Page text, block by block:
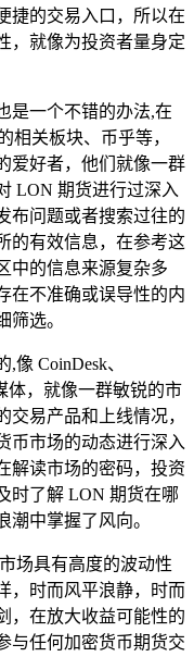
捷的交易入口，所以在
，就像为投资者量身定
是一个不错的办法,在
相关板块、币乎等，
爱好者，他们就像一群
LON 期货进行过深入
布问题或者搜索过往的
的有效信息，在参考这
中的信息来源复杂多
在不准确或误导性的内
筛选。
像 CoinDesk、
体，就像一群敏锐的市
易产品和上线情况，
币市场的动态进行深入
解读市场的密码，投资
时了解 LON 期货在哪
中掌握了风向。
场具有高度的波动性
，时而风平浪静，时而
，在放大收益可能性的
与任何加密货币期货交